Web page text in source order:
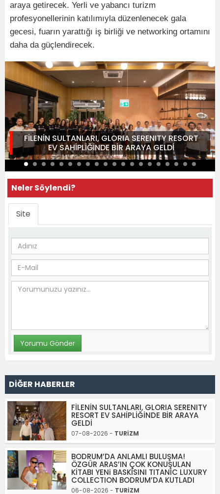
araya getirecek. Yerli ve yabancı turizm
profesyonellerinin katılımıyla düzenlenecek gala
gecesi, fuarın yarattığı iş birliği ve networking ortamını
daha da güçlendirecek.
FİLENİN SULTANLARI, GLORIA SERENITY RESORT
EV SAHİPLİĞİNDE BİR ARAYA GELDİ
Neler Söylendi?
Site
DİĞER HABERLER
FİLENİN SULTANLARI, GLORIA SERENITY
RESORT EV SAHİPLİĞİNDE BİR ARAYA
GELDİ
07-08-2026 - TURİZM
BODRUM’DA ANLAMLI BULUŞMA!
ÖZGÜR ARAS’IN ÇOK KONUŞULAN
KİTABI YENi BASKISINI TITANIC LUXURY
COLLECTION BODRUM’DA KUTLADI
06-08-2026 - TURİZM